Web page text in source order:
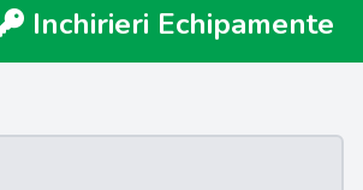
Inchirieri Echipamente